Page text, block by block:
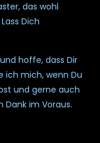
das wohl
Dich
hoffe, dass Dir
ich mich, wenn Du
und gerne auch
Dank im Voraus.